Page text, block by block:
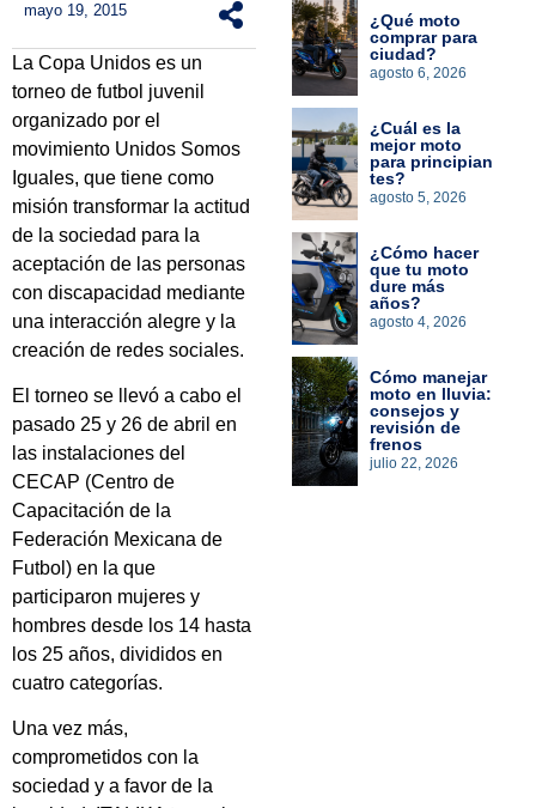
mayo 19, 2015
La Copa Unidos es un
torneo de futbol juvenil
organizado por el
movimiento Unidos Somos
Iguales, que tiene como
misión transformar la actitud
de la sociedad para la
aceptación de las personas
con discapacidad mediante
una interacción alegre y la
creación de redes sociales.
El torneo se llevó a cabo el
pasado 25 y 26 de abril en
las instalaciones del
CECAP (Centro de
Capacitación de la
Federación Mexicana de
Futbol) en la que
participaron mujeres y
hombres desde los 14 hasta
los 25 años, divididos en
cuatro categorías.
Una vez más,
comprometidos con la
sociedad y a favor de la
¿Qué moto
comprar para
ciudad?
agosto 6, 2026
¿Cuál es la
mejor moto
para principian
tes?
agosto 5, 2026
¿Cómo hacer
que tu moto
dure más
años?
agosto 4, 2026
Cómo manejar
moto en lluvia:
consejos y
revisión de
frenos
julio 22, 2026